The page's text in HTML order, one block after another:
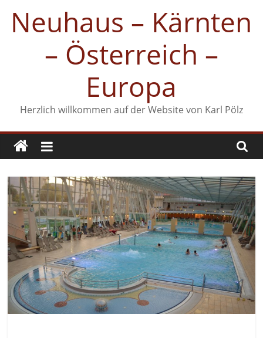
Inhalt
springen
Neuhaus – Kärnten
– Österreich –
Europa
Herzlich willkommen auf der Website von Karl Pölz